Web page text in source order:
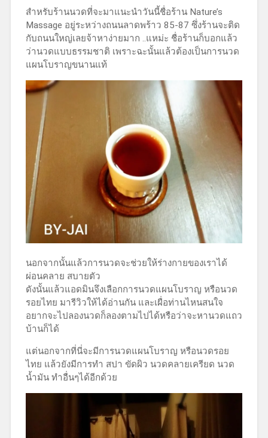
สำหรับร้านนวดที่จะมาแนะนำวันนี้ชื่อร้าน Nature’s
Massage อยู่ระหว่างถนนลาดพร้าว 85-87 ซึ่งร้านจะติด
กับถนนใหญ่เลยจ้าหาง่ายมาก ..แหม่ะ ชื่อร้านก็บอกแล้ว
ว่านวดแบบธรรมชาติ เพราะฉะนั้นแล้วต้องเป็นการนวด
แผนโบราญขนานแท้
นอกจากนั้นแล้วการนวดจะช่วยให้ร่างกายของเราได้
ผ่อนคลาย สบายตัว
ดังนั้นแล้วแอดมินจึงเลือกการนวดแผนโบราญ หรือนวด
รอยไทย มารีวิวให้ได้อ่านกัน และเผื่อท่านไหนสนใจ
อยากจะไปลองนวดก็ลองตามไปได้หรือว่าจะหานวดแถว
บ้านก็ได้
แต่นอกจากที่นี่จะมีการนวดแผนโบราญ หรือนวดรอย
ไทย แล้วยังมีการทำ สปา ขัดผิว นวดคลายเครียด นวด
น้ำมัน ทำอื่นๆได้อีกด้วย